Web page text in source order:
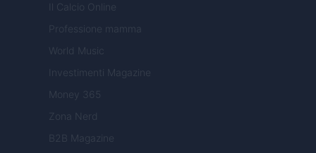
Il Calcio Online
Professione mamma
World Music
Investimenti Magazine
Money 365
Zona Nerd
B2B Magazine